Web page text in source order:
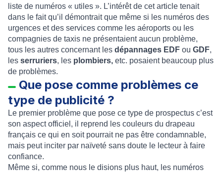
liste de numéros « utiles ». L’intérêt de cet article tenait
dans le fait qu’il démontrait que même si les numéros des
urgences et des services comme les aéroports ou les
compagnies de taxis ne présentaient aucun problème,
tous les autres concernant les dépannages EDF ou GDF,
les serruriers, les plombiers, etc. posaient beaucoup plus
de problèmes.
Que pose comme problèmes ce
type de publicité ?
Le premier problème que pose ce type de prospectus c’est
son aspect officiel, il reprend les couleurs du drapeau
français ce qui en soit pourrait ne pas être condamnable,
mais peut inciter par naïveté sans doute le lecteur à faire
confiance.
Même si, comme nous le disions plus haut, les numéros